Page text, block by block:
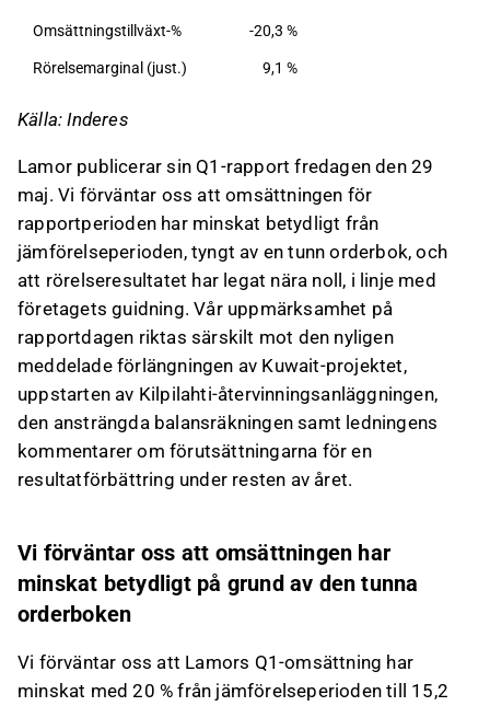
Omsättningstillväxt-% -20,3 %
Rörelsemarginal (just.) 9,1 %
Källa: Inderes
Lamor publicerar sin Q1-rapport fredagen den 29
maj. Vi förväntar oss att omsättningen för
rapportperioden har minskat betydligt från
jämförelseperioden, tyngt av en tunn orderbok, och
att rörelseresultatet har legat nära noll, i linje med
företagets guidning. Vår uppmärksamhet på
rapportdagen riktas särskilt mot den nyligen
meddelade förlängningen av Kuwait-projektet,
uppstarten av Kilpilahti-återvinningsanläggningen,
den ansträngda balansräkningen samt ledningens
kommentarer om förutsättningarna för en
resultatförbättring under resten av året.
Vi förväntar oss att omsättningen har
minskat betydligt på grund av den tunna
orderboken
Vi förväntar oss att Lamors Q1-omsättning har
minskat med 20 % från jämförelseperioden till 15,2